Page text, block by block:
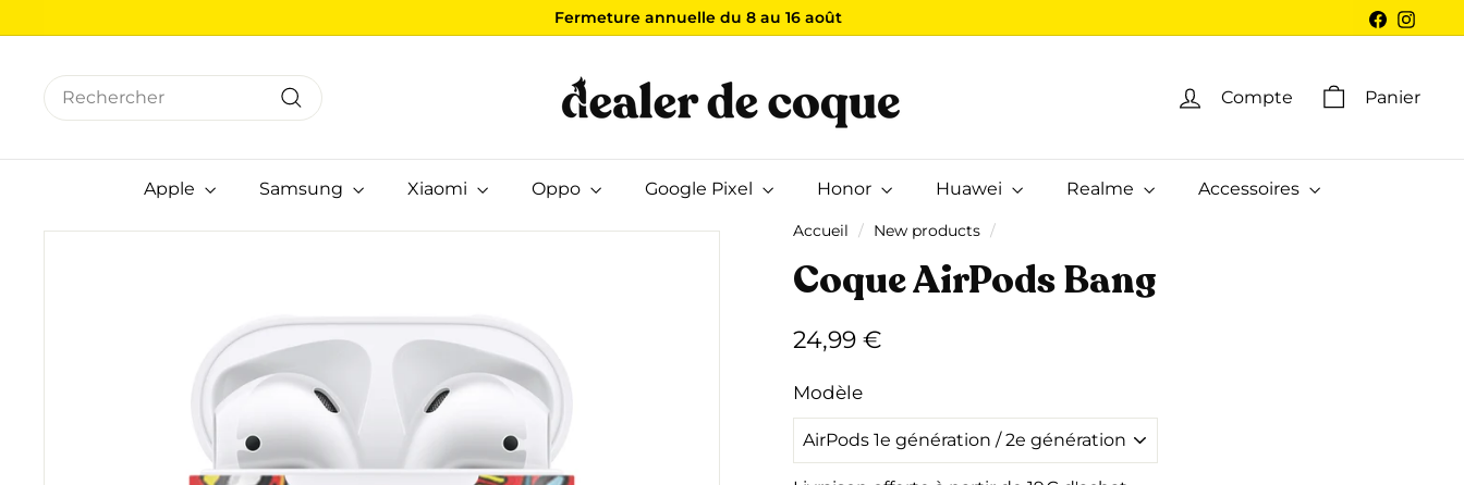
au
Diaporama
Fermeture annuelle du 8 au 16 août
Vos commandes seront expédiées le 17 août
Livraison offerte
Facebook
Search
Rechercher
e
a
e
r
Compte Panier
Apple Samsung Xiaomi Oppo Google Pixel Honor Huawei Realme Accessoires
Accueil / New products /
Coque AirPods Bang
Prix
24,99 €24,99
Modèle